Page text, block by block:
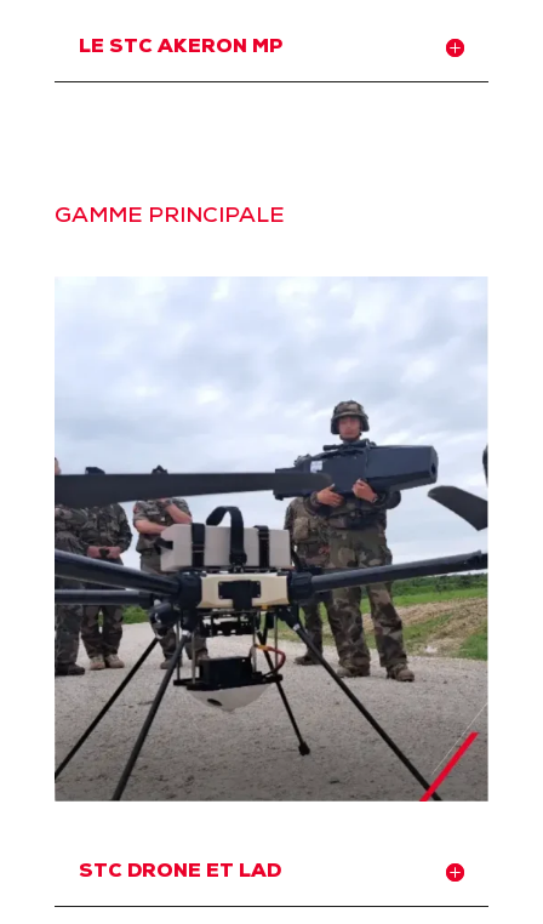
LE STC AKERON MP
GAMME PRINCIPALE
STC DRONE ET LAD